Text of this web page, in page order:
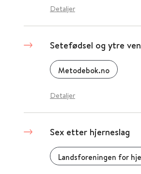
Detaljer
Setefødsel og ytre
Metodebok.no
Detaljer
Sex etter hjerneslag